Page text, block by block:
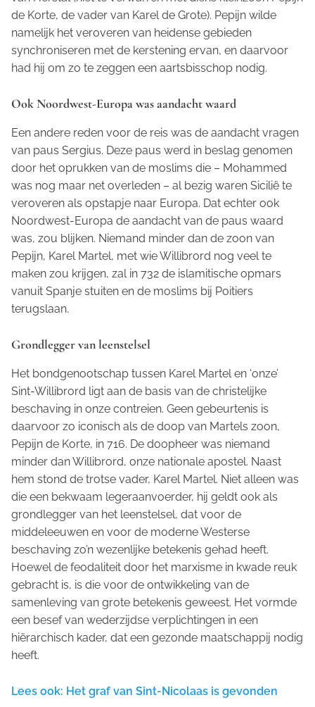
de Korte, de vader van Karel de Grote). Pepijn wilde
namelijk het veroveren van heidense gebieden
synchroniseren met de kerstening ervan, en daarvoor
had hij om zo te zeggen een aartsbisschop nodig.
Ook Noordwest-Europa was aandacht waard
Een andere reden voor de reis was de aandacht vragen
van paus Sergius. Deze paus werd in beslag genomen
door het oprukken van de moslims die – Mohammed
was nog maar net overleden – al bezig waren Sicilië te
veroveren als opstapje naar Europa. Dat echter ook
Noordwest-Europa de aandacht van de paus waard
was, zou blijken. Niemand minder dan de zoon van
Pepijn, Karel Martel, met wie Willibrord nog veel te
maken zou krijgen, zal in 732 de islamitische opmars
vanuit Spanje stuiten en de moslims bij Poitiers
terugslaan.
Grondlegger van leenstelsel
Het bondgenootschap tussen Karel Martel en ‘onze’
Sint-Willibrord ligt aan de basis van de christelijke
beschaving in onze contreien. Geen gebeurtenis is
daarvoor zo iconisch als de doop van Martels zoon,
Pepijn de Korte, in 716. De doopheer was niemand
minder dan Willibrord, onze nationale apostel. Naast
hem stond de trotse vader, Karel Martel. Niet alleen was
die een bekwaam legeraanvoerder, hij geldt ook als
grondlegger van het leenstelsel, dat voor de
middeleeuwen en voor de moderne Westerse
beschaving zo’n wezenlijke betekenis gehad heeft.
Hoewel de feodaliteit door het marxisme in kwade reuk
gebracht is, is die voor de ontwikkeling van de
samenleving van grote betekenis geweest. Het vormde
een besef van wederzijdse verplichtingen in een
hiërarchisch kader, dat een gezonde maatschappij nodig
heeft.
Lees ook: Het graf van Sint-Nicolaas is gevonden